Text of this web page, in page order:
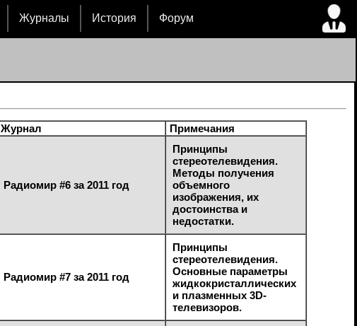
Журналы История Форум
Журнал Примечания
Радиомир #6 за 2011 год
Принципы
стереотелевидения.
Методы получения
объемного
изображения, их
достоинства и
недостатки.
Радиомир #7 за 2011 год
Принципы
стереотелевидения.
Основные параметры
жидкокристаллических
и плазменных 3D-
телевизоров.